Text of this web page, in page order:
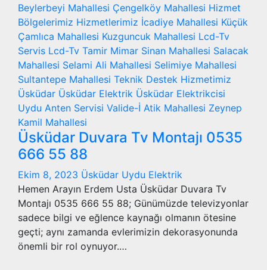
Beylerbeyi Mahallesi Çengelköy Mahallesi Hizmet
Bölgelerimiz Hizmetlerimiz İcadiye Mahallesi Küçük
Çamlıca Mahallesi Kuzguncuk Mahallesi Lcd-Tv
Servis Lcd-Tv Tamir Mimar Sinan Mahallesi Salacak
Mahallesi Selami Ali Mahallesi Selimiye Mahallesi
Sultantepe Mahallesi Teknik Destek Hizmetimiz
Üsküdar Üsküdar Elektrik Üsküdar Elektrikcisi
Uydu Anten Servisi Valide-İ Atik Mahallesi Zeynep
Kamil Mahallesi
Üsküdar Duvara Tv Montajı 0535
666 55 88
Ekim 8, 2023 Üsküdar Uydu Elektrik
Hemen Arayın Erdem Usta Üsküdar Duvara Tv
Montajı 0535 666 55 88; Günümüzde televizyonlar
sadece bilgi ve eğlence kaynağı olmanın ötesine
geçti; aynı zamanda evlerimizin dekorasyonunda
önemli bir rol oynuyor.…